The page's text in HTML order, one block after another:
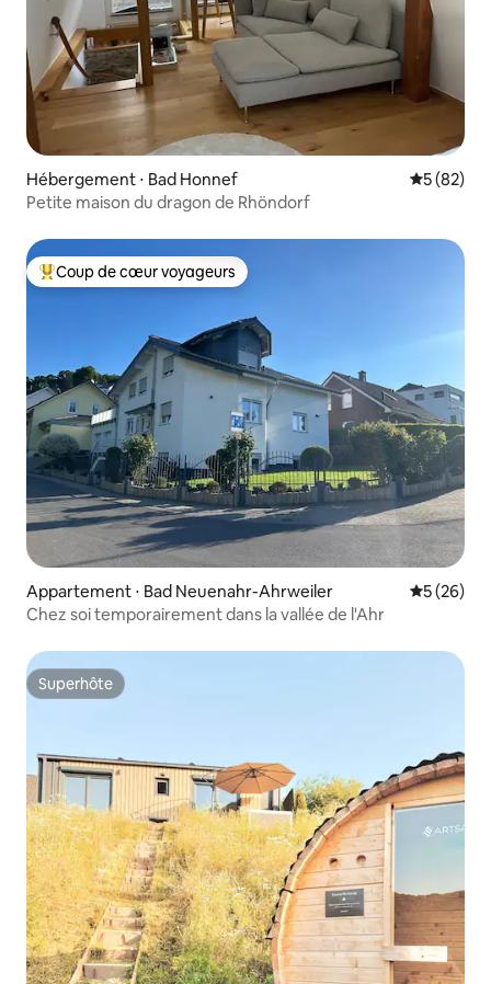
Hébergement ⋅ Bad Honnef
5 (82)
Petite maison du dragon de Rhöndorf
Coups de cœur voyageurs les plus appréciés
Coup de cœur voyageurs
Appartement ⋅ Bad Neuenahr-Ahrweiler
5 (26)
Chez soi temporairement dans la vallée de l'Ahr
Superhôte
Superhôte